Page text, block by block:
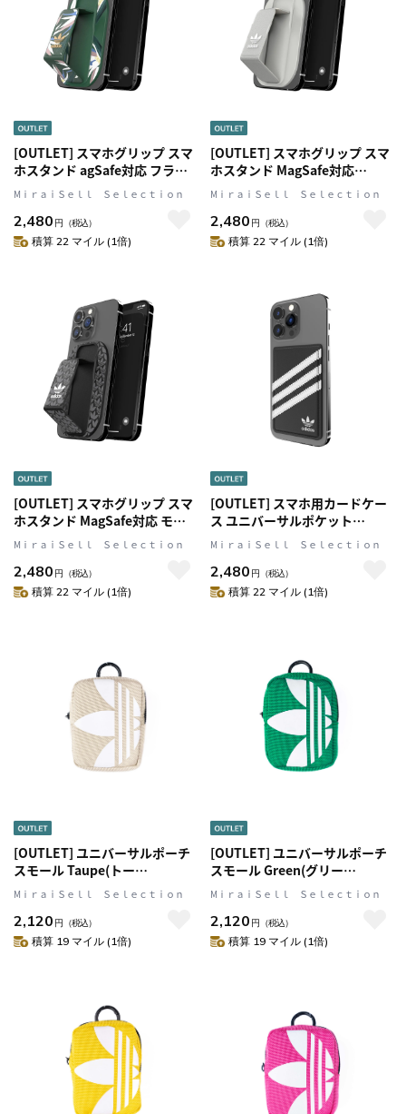
[OUTLET] スマホグリップ スマ
ホスタンド agSafe対応 フラワ
ーモチーフ Green(グリー
Madidas Originals[アディダス
オリジナルス]
MⅰｒａｉＳｅｌｌ Ｓｅｌｅｃｔｉｏｎ
2,480 円 （税込）
積算 22 マイル (1倍)
[OUTLET] スマホグリップ スマ
ホスタンド MagSafe対応
Silver(シルバー) ロゴ グレー
リジナルス]
MⅰｒａｉＳｅｌｌ Ｓｅｌｅｃｔｉｏｎ
2,480 円 （税込）
積算 22 マイル (1倍)
[OUTLET] スマホグリップ スマ
ホスタンド MagSafe対応 モノ
グラム Black(ブラック) ロゴ
adidas Originals[アディダス オ
リジナルス]
MⅰｒａｉＳｅｌｌ Ｓｅｌｅｃｔｉｏｎ
2,480 円 （税込）
積算 22 マイル (1倍)
[OUTLET] スマホ用カードケー
ス ユニバーサルポケット
MagSafe対応 SAMBA(サンバ)
シリーズ Black(ブラッ
ク)/White(ホワイト) ロゴ didas
Originals[アディダス オリジナ
MⅰｒａｉＳｅｌｌ Ｓｅｌｅｃｔｉｏｎ
2,480 円 （税込）
積算 22 マイル (1倍)
[OUTLET] ユニバーサルポーチ
スモール Taupe(トー
プ)/Beige(ベージュ)/White(ホ
イヤホン/ガジェット/小物入れ
リング(カラビナ)付 adidas
MⅰｒａｉＳｅｌｌ Ｓｅｌｅｃｔｉｏｎ
2,120 円 （税込）
積算 19 マイル (1倍)
[OUTLET] ユニバーサルポーチ
スモール Green(グリー
ン)/White(ホワイト) Small
ェット/小物入れ リング(カラビ
ナ)付 adidas Originals[アディ
MⅰｒａｉＳｅｌｌ Ｓｅｌｅｃｔｉｏｎ
2,120 円 （税込）
積算 19 マイル (1倍)